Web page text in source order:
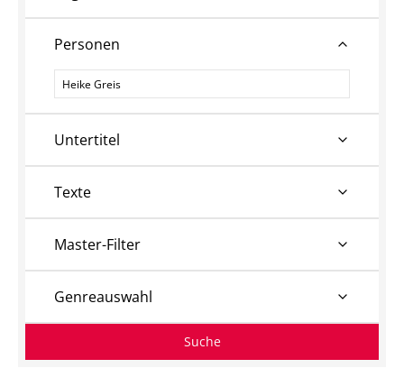
Personen
Personen
Untertitel
Texte
Master-Filter
Genreauswahl
Suche